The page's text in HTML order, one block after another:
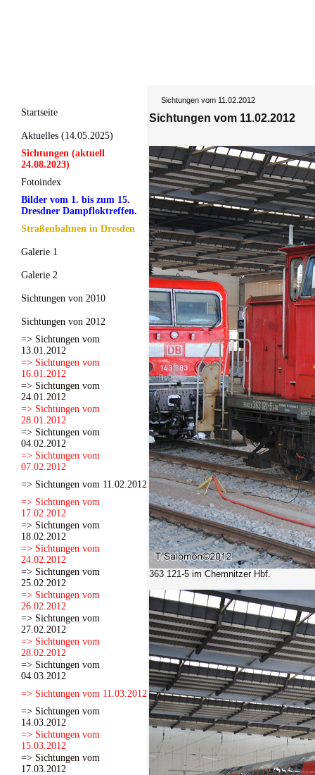
Startseite
Aktuelles (14.05.2025)
Sichtungen (aktuell
24.08.2023)
Fotoindex
Bilder vom 1. bis zum 15.
Dresdner Dampfloktreffen.
Straßenbahnen in Dresden
Galerie 1
Galerie 2
Sichtungen von 2010
Sichtungen von 2012
=> Sichtungen vom
13.01.2012
=> Sichtungen vom
16.01.2012
=> Sichtungen vom
24.01.2012
=> Sichtungen vom
28.01.2012
=> Sichtungen vom
04.02.2012
=> Sichtungen vom
07.02.2012
=> Sichtungen vom 11.02.2012
=> Sichtungen vom
17.02.2012
=> Sichtungen vom
18.02.2012
=> Sichtungen vom
24.02.2012
=> Sichtungen vom
25.02.2012
=> Sichtungen vom
26.02.2012
=> Sichtungen vom
27.02.2012
=> Sichtungen vom
28.02.2012
=> Sichtungen vom
04.03.2012
=> Sichtungen vom 11.03.2012
=> Sichtungen vom
14.03.2012
=> Sichtungen vom
15.03.2012
=> Sichtungen vom
17.03.2012
Sichtungen vom 11.02.2012
Sichtungen vom 11.02.2012
363 121-5 im Chemnitzer Hbf.